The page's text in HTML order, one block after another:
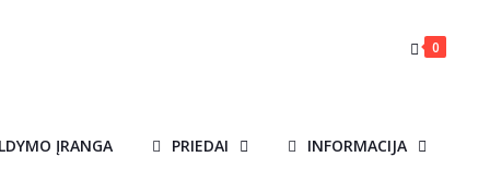
0
ĮRANGA PRIEDAI INFORMACIJA